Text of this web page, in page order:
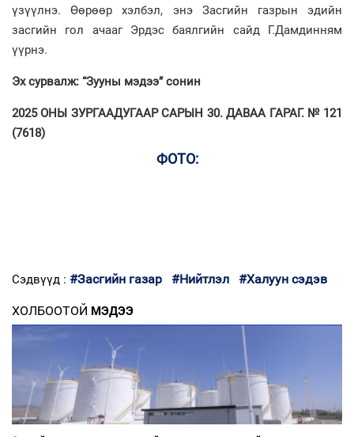
үзүүлнэ. Өөрөөр хэлбэл, энэ Засгийн газрын эдийн
засгийн гол ачааг Эрдэс баялгийн сайд Г.Дамдинням
үүрнэ.
Эх сурвалж: “Зууны мэдээ” сонин
2025 ОНЫ ЗУРГААДУГААР САРЫН 30. ДАВАА ГАРАГ. № 121
(7618)
ФОТО:
Сэдвүүд : #Засгийн газар #Нийтлэл #Халуун сэдэв
ХОЛБООТОЙ МЭДЭЭ